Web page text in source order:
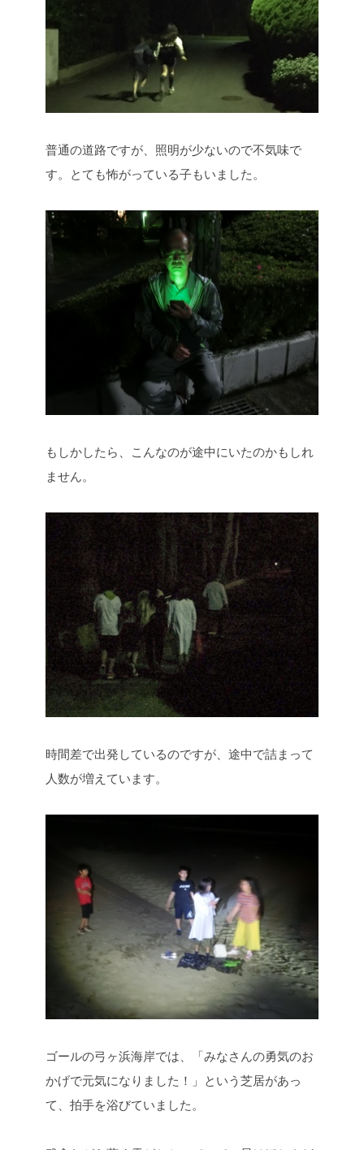
普通の道路ですが、照明が少ないので不気味で
す。とても怖がっている子もいました。
もしかしたら、こんなのが途中にいたのかもしれ
ません。
時間差で出発しているのですが、途中で詰まって
人数が増えています。
ゴールの弓ヶ浜海岸では、「みなさんの勇気のお
かげで元気になりました！」という芝居があっ
て、拍手を浴びていました。